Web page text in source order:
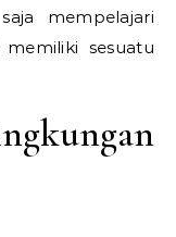
mempelajari
sesuatu